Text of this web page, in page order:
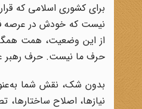
برای کشوری اسلامی که
نیست که خودش در عرصه
از این وضعیت، همت
حرف ما نیست. حرف رهبر
بدون شک، نقش شما
نیازها، اصلاح